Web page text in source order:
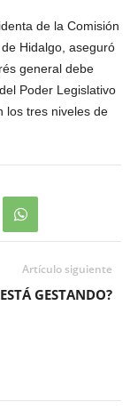
de la Comisión
Hidalgo, aseguró
general debe
Poder Legislativo
los tres niveles de
Artículo siguiente
GESTANDO?